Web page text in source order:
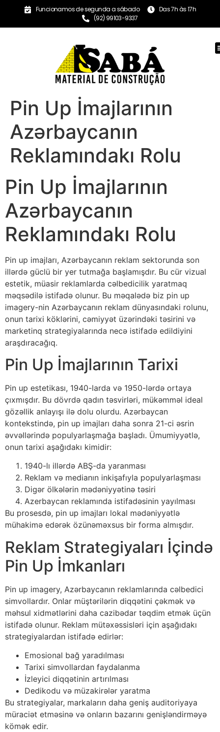
Funcionamos de segunda a sábado
Das 7h às 17h
(92) 99103-9337
Pin Up İmajlarının
Azərbaycanın
Reklamındakı Rolu
Pin Up İmajlarının
Azərbaycanın
Reklamındakı Rolu
Pin up imajları, Azərbaycanın reklam sektorunda son
illərdə güclü bir yer tutmağa başlamışdır. Bu cür vizual
estetik, müasir reklamlarda cəlbedicilik yaratmaq
məqsədilə istifadə olunur. Bu məqalədə biz pin up
imagery-nin Azərbaycanın reklam dünyasındaki rolunu,
onun tarixi köklərini, cəmiyyət üzərindəki təsirini və
marketinq strategiyalarında necə istifadə edildiyini
araşdıracağıq.
Pin Up İmajlarının Tarixi
Pin up estetikası, 1940-larda və 1950-lərdə ortaya
çıxmışdır. Bu dövrdə qadın təsvirləri, mükəmməl ideal
gözəllik anlayışı ilə dolu olurdu. Azərbaycan
kontekstində, pin up imajları daha sonra 21-ci əsrin
əvvəllərində populyarlaşmağa başladı. Ümumiyyətlə,
onun tarixi aşağıdakı kimidir:
1940-lı illərdə ABŞ-da yaranması
Reklam və medianın inkişafıyla populyarlaşması
Digər ölkələrin mədəniyyətinə təsiri
Azerbaycan reklamında istifadəsinin yayılması
Bu prosesdə, pin up imajları lokal mədəniyyətlə
mühakimə edərək özünəməxsus bir forma almışdır.
Reklam Strategiyaları İçində
Pin Up İmkanları
Pin up imagery, Azərbaycanın reklamlarında cəlbedici
simvollardır. Onlar müştərilərin diqqətini çəkmək və
məhsul xidmətlərini daha cazibədar təqdim etmək üçün
istifadə olunur. Reklam mütəxəssisləri için aşağıdakı
strategiyalardan istifadə edirlər:
Emosional bağ yaradılması
Tarixi simvollardan faydalanma
İzleyici diqqətinin artırılması
Dedikodu və müzakirələr yaratma
Bu strategiyalar, markaların daha geniş auditoriyaya
müraciət etməsinə və onların bazarını genişləndirməyə
kömək edir.